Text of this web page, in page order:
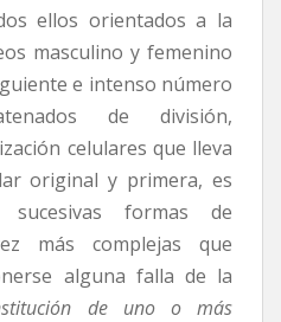
ellos orientados a la
masculino y femenino
e intenso número
de división,
celulares que lleva
original y primera, es
formas de
más complejas que
alguna falla de la
de
uno o más